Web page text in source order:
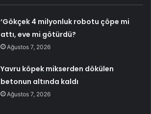
‘Gökçek 4 milyonluk robotu çöpe mi
attı, eve mi götürdü?
Ağustos 7, 2026
Yavru köpek mikserden dökülen
betonun altında kaldı
Ağustos 7, 2026